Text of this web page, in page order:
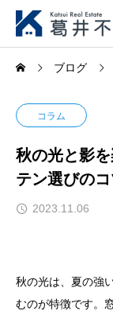
ブログ
コラム
秋の光と影
テン選びの
2023.11.06
秋の光は、夏の強
むのが特徴です。